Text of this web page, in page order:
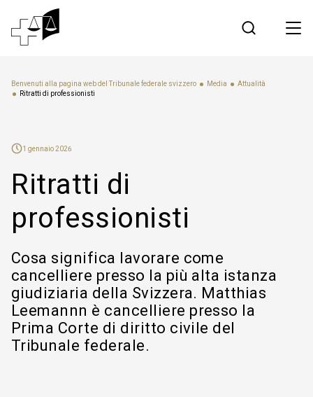
Comunicazione elettronica
Giurisprudenza
Benvenuti alla pagina web del Tribunale federale svizzero Media
Attualità
Ritratti di professionisti
1 gennaio 2026
Ritratti di
professionisti
Cosa significa lavorare come
cancelliere presso la più alta istanza
giudiziaria della Svizzera. Matthias
Leemannn è cancelliere presso la
Prima Corte di diritto civile del
Tribunale federale.